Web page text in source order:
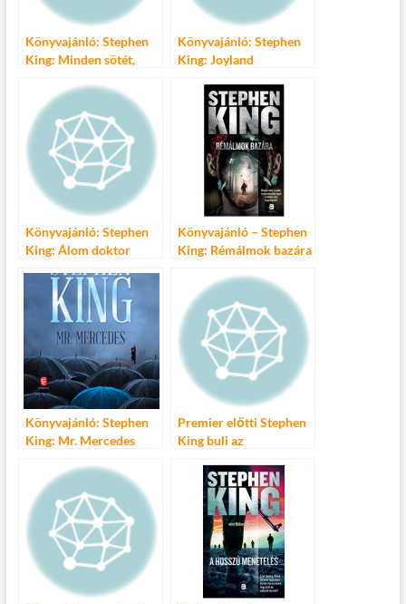
Könyvajánló: Stephen
King: Minden sötét,
Könyvajánló: Stephen
King: Joyland
Könyvajánló: Stephen
King: Álom doktor
Könyvajánló – Stephen
King: Rémálmok bazára
Könyvajánló: Stephen
King: Mr. Mercedes
Premier előtti Stephen
King buli az